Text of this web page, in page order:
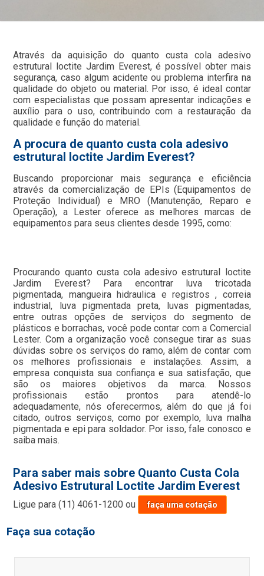
Através da aquisição do quanto custa cola adesivo
estrutural loctite Jardim Everest, é possível obter mais
segurança, caso algum acidente ou problema interfira na
qualidade do objeto ou material. Por isso, é ideal contar
com especialistas que possam apresentar indicações e
auxílio para o uso, contribuindo com a restauração da
qualidade e função do material.
A procura de quanto custa cola adesivo
estrutural loctite Jardim Everest?
Buscando proporcionar mais segurança e eficiência
através da comercialização de EPIs (Equipamentos de
Proteção Individual) e MRO (Manutenção, Reparo e
Operação), a Lester oferece as melhores marcas de
equipamentos para seus clientes desde 1995, como:
Procurando quanto custa cola adesivo estrutural loctite
Jardim Everest? Para encontrar luva tricotada
pigmentada, mangueira hidraulica e registros , correia
industrial, luva pigmentada preta, luvas pigmentadas,
entre outras opções de serviços do segmento de
plásticos e borrachas, você pode contar com a Comercial
Lester. Com a organização você consegue tirar as suas
dúvidas sobre os serviços do ramo, além de contar com
os melhores profissionais e instalações. Assim, a
empresa conquista sua confiança e sua satisfação, que
são os maiores objetivos da marca. Nossos
profissionais estão prontos para atendê-lo
adequadamente, nós oferecermos, além do que já foi
citado, outros serviços, como por exemplo, luva malha
pigmentada e epi para soldador. Por isso, fale conosco e
saiba mais.
Para saber mais sobre Quanto Custa Cola
Adesivo Estrutural Loctite Jardim Everest
Ligue para(11) 4061-1200 ou faça uma cotação
Faça sua cotação